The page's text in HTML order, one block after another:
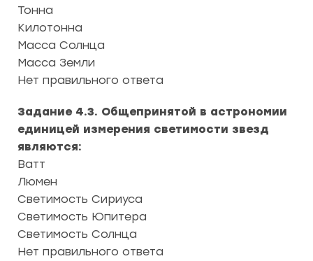
Тонна
Килотонна
Масса Солнца
Масса Земли
Нет правильного ответа
Задание 4.3. Общепринятой в астрономии
единицей измерения светимости звезд
являются:
Ватт
Люмен
Светимость Сириуса
Светимость Юпитера
Светимость Солнца
Нет правильного ответа